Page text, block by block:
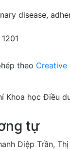
disease,
theo Creative
Khoa học Điều
tự
Diệp Trần,